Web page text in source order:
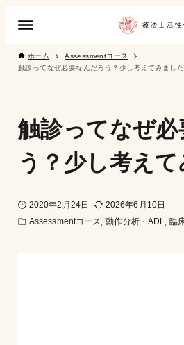
ホーム
Assessmentコース
触診ってなぜ必要なんだろう？少し考えてみまし
触診ってなぜ必
う？少し考え
2020年2月24日
2026年6月10日
Assessmentコース
動作分析・ADL 臨